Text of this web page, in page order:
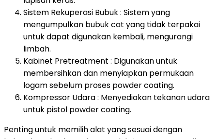
Sistem Rekuperasi Bubuk : Sistem yang
mengumpulkan bubuk cat yang tidak terpakai
untuk dapat digunakan kembali, mengurangi
limbah.
Kabinet Pretreatment : Digunakan untuk
membersihkan dan menyiapkan permukaan
logam sebelum proses powder coating.
Kompressor Udara : Menyediakan tekanan udara
untuk pistol powder coating.
Penting untuk memilih alat yang sesuai dengan